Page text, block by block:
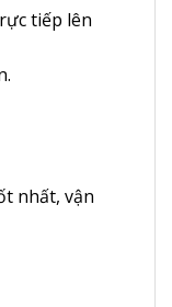
tiếp lên
nhất, vận